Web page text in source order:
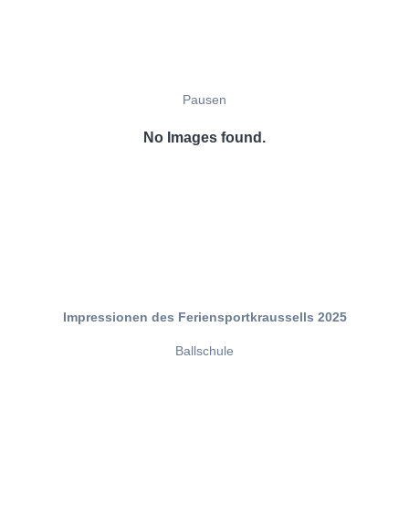
Pausen
No Images found.
Impressionen des Feriensportkraussells 2025
Ballschule